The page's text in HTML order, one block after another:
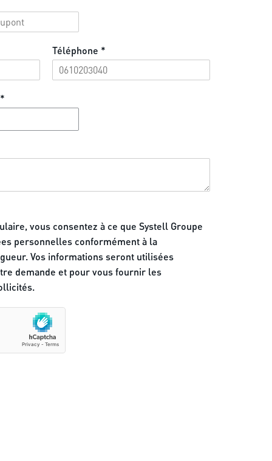
Téléphone *
*
vous consentez à ce que Systell Groupe
personnelles conformément à la
Vos informations seront utilisées
demande et pour vous fournir les